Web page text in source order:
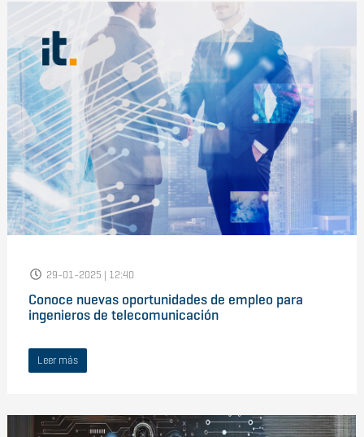
29-01-2025 | 12:40
Conoce nuevas oportunidades de empleo para
ingenieros de telecomunicación
Leer más